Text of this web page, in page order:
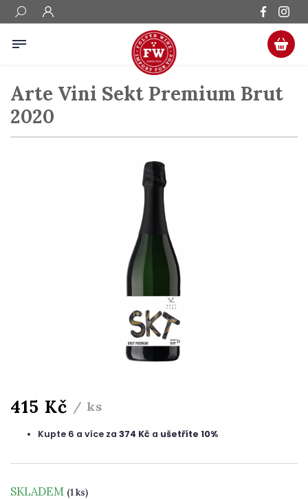
Arte Vini Sekt Premium Brut
2020
415 Kč / ks
Kupte 6 a více za 374 Kč a ušetříte 10%
SKLADEM (1 ks)